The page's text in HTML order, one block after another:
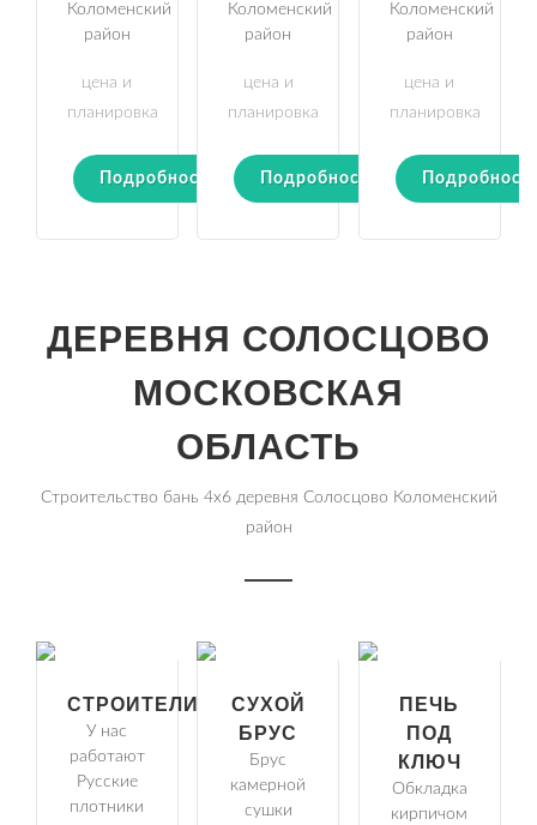
Коломенский
район
цена и
планировка
Подробности
Коломенский
район
цена и
планировка
Подробности
Коломенский
район
цена и
планировка
ДЕРЕВНЯ СОЛОСЦОВО
МОСКОВСКАЯ
ОБЛАСТЬ
Строительство бань 4х6 деревня Солосцово Коломенский
район
СТРОИТЕЛИ
У нас
работают
Русские
плотники
СУХОЙ
БРУС
Брус
камерной
сушки
ПЕЧЬ
ПОД
КЛЮЧ
Обкладка
кирпичом